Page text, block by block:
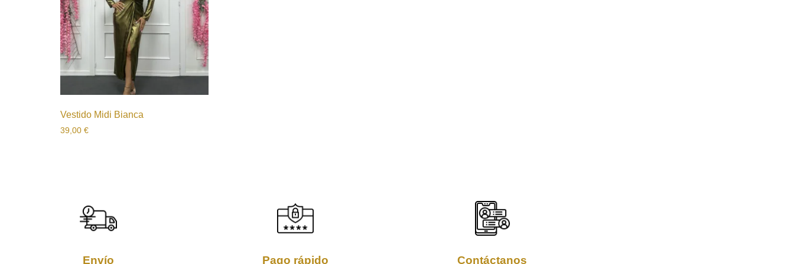
Vestido Midi Bianca
39,00 €
Envío Pago rápido Contáctanos